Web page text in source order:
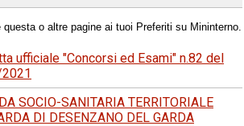
questa o altre pagine ai tuoi Preferiti su Mininterno.
ufficiale "Concorsi ed Esami" n.82 del
SOCIO-SANITARIA TERRITORIALE
DI DESENZANO DEL GARDA